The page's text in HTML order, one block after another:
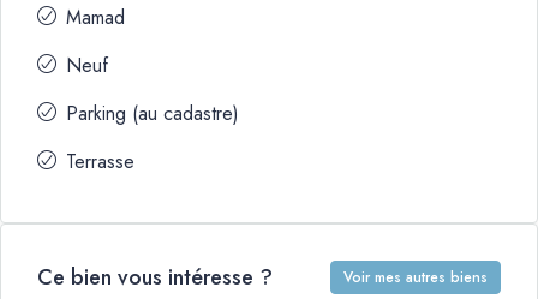
Mamad
Neuf
Parking (au cadastre)
Terrasse
Ce bien vous intéresse ? Voir mes autres biens